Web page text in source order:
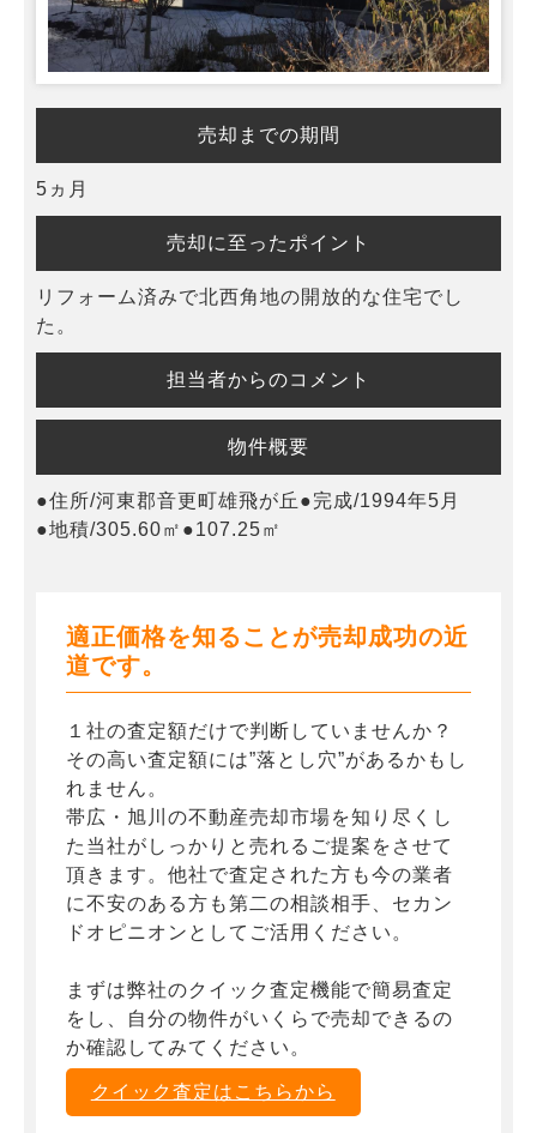
売却までの期間
5ヵ月
売却に至ったポイント
リフォーム済みで北西角地の開放的な住宅でし
た。
担当者からのコメント
物件概要
●住所/河東郡音更町雄飛が丘●完成/1994年5月
●地積/305.60㎡●107.25㎡
適正価格を知ることが売却成功の近
道です。
１社の査定額だけで判断していませんか？
その高い査定額には”落とし穴”があるかもし
れません。
帯広・旭川の不動産売却市場を知り尽くし
た当社がしっかりと売れるご提案をさせて
頂きます。他社で査定された方も今の業者
に不安のある方も第二の相談相手、セカン
ドオピニオンとしてご活用ください。
まずは弊社のクイック査定機能で簡易査定
をし、自分の物件がいくらで売却できるの
か確認してみてください。
クイック査定はこちらから